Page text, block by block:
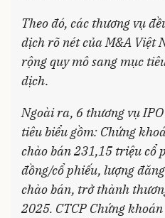
Theo đó, các thương vụ
dịch rõ nét của M&A Việt
rộng quy mô sang mục
dịch.
Ngoài ra, 6 thương vụ
tiêu biểu gồm: Chứng
chào bán 231,15 triệu cổ
đồng/cổ phiếu, lượng
chào bán, trở thành
2025. CTCP Chứng